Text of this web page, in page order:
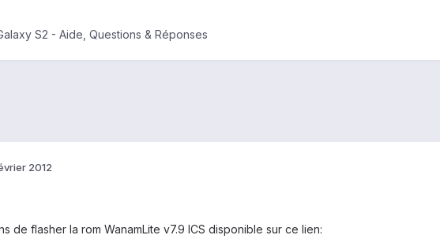
S2 - Aide, Questions & Réponses
2012
de flasher la rom WanamLite v7.9 ICS disponible sur ce lien: